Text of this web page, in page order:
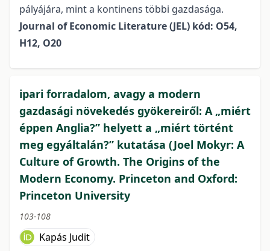
pályájára, mint a kontinens többi gazdasága.
Journal of Economic Literature (JEL) kód: O54,
H12, O20
ipari forradalom, avagy a modern
gazdasági növekedés gyökereiről: A „miért
éppen Anglia?” helyett a „miért történt
meg egyáltalán?” kutatása (Joel Mokyr: A
Culture of Growth. The Origins of the
Modern Economy. Princeton and Oxford:
Princeton University
103-108
Kapás Judit